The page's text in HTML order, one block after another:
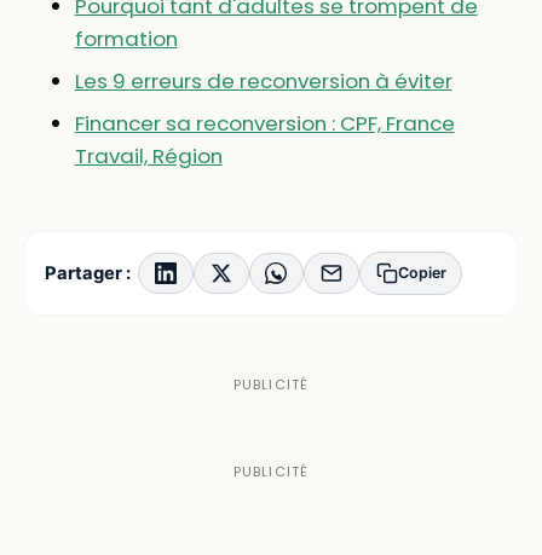
formation
Les 9 erreurs de reconversion à éviter
Financer sa reconversion : CPF, France
Travail, Région
Partager : Copier